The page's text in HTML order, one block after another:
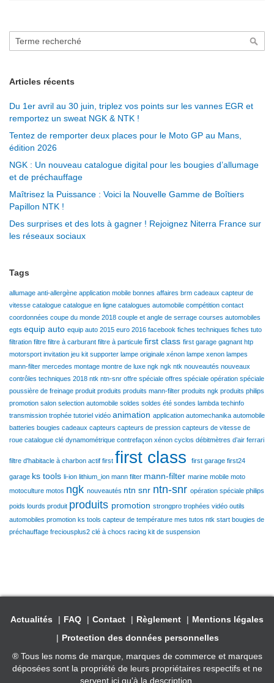
Rechercher
Articles récents
Du 1er avril au 30 juin, triplez vos points sur les vannes EGR et
remportez un sweat NGK & NTK !
Tentez de remporter deux places pour le Moto GP au Mans,
édition 2026
NGK : Un nouveau catalogue digital pour les bougies d’allumage
et de préchauffage
Maîtrisez la Puissance : Voici la Nouvelle Gamme de Boîtiers
Papillon NTK !
Des surprises et des lots à gagner ! Rejoignez Niterra France sur
les réseaux sociaux
Tags
allumage anti-allergène application mobile bonnes affaires brm cadeaux capteur de
vitesse catalogue catalogue en ligne catalogues automobile compétition contact
coordonnées coupe du monde 2018 couple et angle de serrage courses automobiles
egts equip auto equip auto 2015 euro 2016 facebook fiches techniques fiches tuto
filtration filtre filtre à carburant filtre à particule first class first garage gagnant htp
motorsport invitation jeu kit supporter lampe originale xénon lampe xenon lampes
mann-filter mercedes montage montre de luxe ngk ngk ntk nouveautés nouveaux
contrôles techniques 2018 ntk ntn-snr offre spéciale offres spéciale opération spéciale
poussière de freinage produit produits produits mann-filter produits ngk produits philips
promotion salon selection automobile soldes soldes été sondes lambda techinfo
transmission trophée tutoriel vidéo animation application automechanika automobile
batteries bougies cadeaux capteurs capteurs de pression capteurs de vitesse de
roue catalogue clé dynamométrique contrefaçon xénon cyclos débitmètres d’air ferrari
filtre d'habitacle à charbon actif first first class first garage first24
garage ks tools li-ion lithium_ion mann filter mann-filter marine mobile moto
motoculture motos ngk nouveautés ntn snr ntn-snr opération spéciale philips
poids lourds produit produits promotion strongpro trophées vidéo outils
automobiles promotion ks tools capteur de température mes tutos ntk start bougies de
préchauffage freciousplus2 clé à chocs racing kit de suspension
Actualités FAQ Contact Règlement
Mentions légales
Protection des données personnelles
® Tous les noms de marque, marques de commerce et marques
déposées sont la propriété de leurs propriétaires respectifs et ne
servent ici qu'à la description.